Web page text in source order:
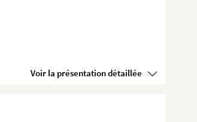
Voir la présentation détaillée